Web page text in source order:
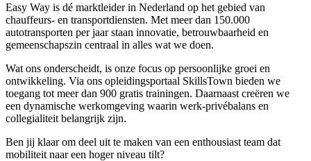
Easy Way is dé marktleider in Nederland op het gebied van
chauffeurs- en transportdiensten. Met meer dan 150.000
autotransporten per jaar staan innovatie, betrouwbaarheid en
gemeenschapszin centraal in alles wat we doen.
Wat ons onderscheidt, is onze focus op persoonlijke groei en
ontwikkeling. Via ons opleidingsportaal SkillsTown bieden we
toegang tot meer dan 900 gratis trainingen. Daarnaast creëren we
een dynamische werkomgeving waarin werk-privébalans en
collegialiteit belangrijk zijn.
Ben jij klaar om deel uit te maken van een enthousiast team dat
mobiliteit naar een hoger niveau tilt?